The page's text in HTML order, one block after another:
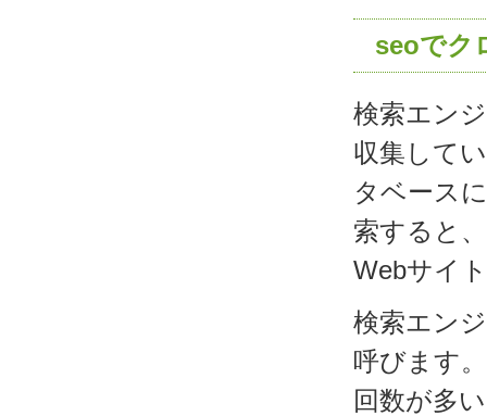
seoでク
検索エン
収集して
タベース
索すると
Webサイ
検索エン
呼びます
回数が多